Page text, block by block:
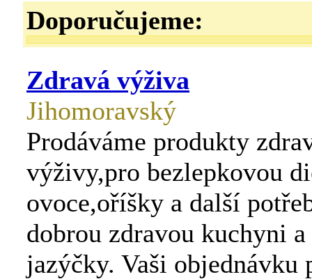
Doporučujeme:
Zdravá výživa
Jihomoravský
Prodáváme produkty
výživy,pro bezlepkovou
ovoce,oříšky a další
dobrou zdravou kuchyni a
jazýčky. Vaši objednávku